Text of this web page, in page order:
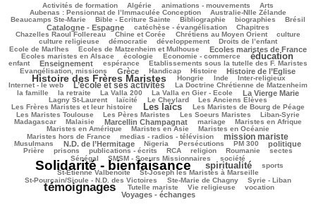
Activités de formation Algérie animations - mouvements Arts
Aubenas : Pensionnat de l’Immaculée Conception
72/2999 Australie-Nlle Zélande
77/2999
Beaucamps Ste-Marie
606/2999 Bible - Ecriture Sainte
53/2999 Bibliographie
487/2999 biographies
130/2999 Brésil
776/2999
Catalogne - Espagne catéchèse - évangélisation Chapitres
Chazelles Raoul Follereau
108/2999 Chine et Corée
319/2999 Chrétiens au Moyen Orient
332/2999 culture
40/2999
culture religieuse
démocratie développement Droits de l’enfant
Ecole de Marlhes
131/2999 Ecoles de Matzenheim et Mulhouse
1007/2999 Ecoles maristes de France
214/2999
Ecoles maristes en Alsace
462/2999 écologie
108/2999 Economie - commerce
1399/2999 éducation
158/2999
enfant
683/2999 Enseignement
212/2999 espérance
86/2999 Etablissements sous la tutelle des F. Maristes
225/2999
Evangélisation, missions
937/2999 Grèce
72/2999 Handicap
210/2999 Histoire
841/2999 Histoire de l’Eglise
1717/2999
Histoire des Frères Maristes
136/2999 Hongrie Inde Inter-religieux
191/2999
Internet - le web
1027/2999 L’école et ses activités
50/2999 La Doctrine Chrétienne de Matzenheim
312/2999
la famille
102/2999 la retraite
35/2999 La Valla 200
89/2999 La Valla en Gier - Ecole
798/2999 La Vierge Marie
340/2999
Lagny St-Laurent
laïcité Le Cheylard Les Anciens Elèves
Les Frères Maristes et leur histoire
1495/2999 Les laïcs
567/2999 Les Maristes de Bourg de Péage
219/2999
Les Maristes Toulouse
546/2999 Les Pères Maristes
444/2999 Les Soeurs Maristes
94/2999 Liban-Syrie
165/2999
Madagascar
48/2999 Malaisie
946/2999 Marcellin Champagnat
33/2999 mariage
362/2999 Maristes en Afrique
285/2999
Maristes en Amérique
Maristes en Asie Maristes en Océanie
Maristes hors de France
241/2999 medias - radios - télévision
1139/2999 mission mariste
59/2999
Musulmans
722/2999 N.D. de l’Hermitage
59/2999 Nigeria
195/2999 Persécutions
167/2999 PM 300
736/2999 politique
195/2999
Prière
122/2999 prisons
313/2999 publications - écrits
177/2999 RCA
214/2999 religion
59/2999 Roumanie
57/2999 sectes
82/2999
Sénégal
SMSM - Soeurs Missionnaires société
Solidarité - bienfaisance
1369/2999 spiritualité sports
St-Etienne Valbenoîte
St-Joseph les Maristes à Marseille
St-Pourçain/Sioule - N.D. des Victoires
60/2999 Ste-Marie de Chagny
44/2999 Syrie - Liban
2504/2999
témoignages Tutelle mariste Vie religieuse vocation
Voyages - échanges